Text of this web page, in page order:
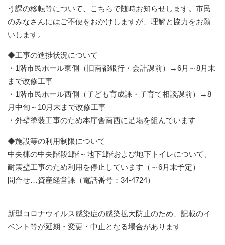
う課の移転等について、こちらで随時お知らせします。市民
のみなさんにはご不便をおかけしますが、理解と協力をお願
いします。
◆工事の進捗状況について
・1階市民ホール東側（旧南都銀行・会計課前）→6月～8月末
まで改修工事
・1階市民ホール西側（子ども育成課・子育て相談課前）→8
月中旬～10月末まで改修工事
・外壁塗装工事のため本庁舎南西に足場を組んでいます
◆施設等の利用制限について
中央棟の中央階段1階～地下1階および地下トイレについて、
耐震壁工事のため利用を停止しています（～6月末予定）
問合せ…資産経営課（電話番号：34-4724）
新型コロナウイルス感染症の感染拡大防止のため、記載のイ
ベント等が延期・変更・中止となる場合があります